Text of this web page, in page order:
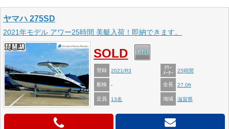
ヤマハ 275SD
2021年モデル アワー25時間 美艇入荷！即納できます。
SOLD
登録 2021/R3
ｱﾜｰ
ﾒｰﾀｰ
25時間
船検 - 全長 27.0ft
定員 13名 地域 滋賀県